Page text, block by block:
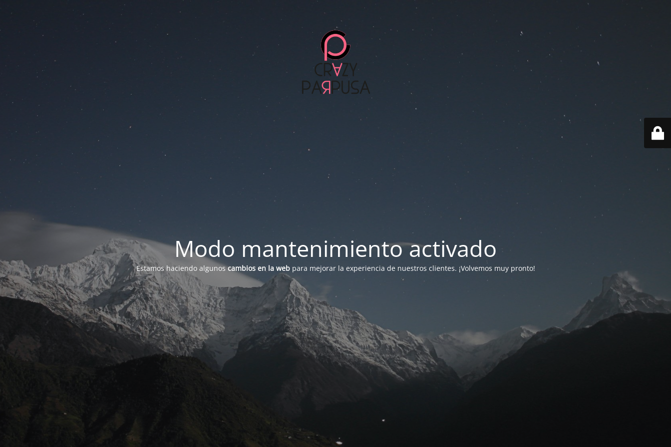
Modo mantenimiento activado
Estamos haciendo algunoscambios en la webpara mejorar la experiencia de nuestros clientes. ¡Volvemos muy pronto!